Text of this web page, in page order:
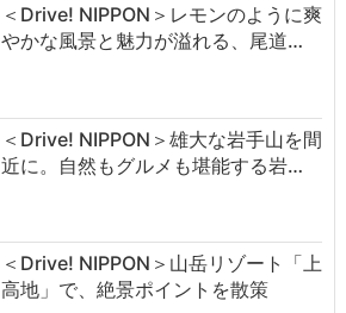
＜Drive! NIPPON＞レモンのように爽
やかな風景と魅力が溢れる、尾道…
＜Drive! NIPPON＞雄大な岩手山を間
近に。自然もグルメも堪能する岩…
＜Drive! NIPPON＞山岳リゾート「上
高地」で、絶景ポイントを散策